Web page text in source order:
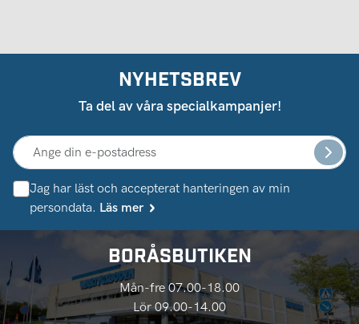
NYHETSBREV
Ta del av våra specialkampanjer!
Jag har läst och accepterat hanteringen av min
persondata. Läs mer
BORÅSBUTIKEN
Mån-fre 07.00-18.00
Lör 09.00-14.00